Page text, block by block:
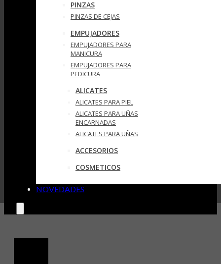
PINZAS
PINZAS DE CEJAS
EMPUJADORES
EMPUJADORES PARA
MANICURA
EMPUJADORES PARA
PEDICURA
ALICATES
ALICATES PARA PIEL
ALICATES PARA UÑAS
ENCARNADAS
ALICATES PARA UÑAS
ACCESORIOS
COSMETICOS
NOVEDADES